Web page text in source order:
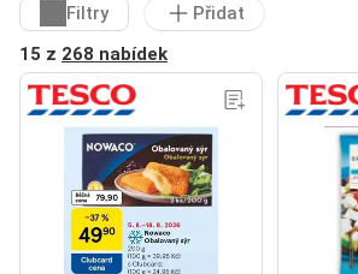
Filtry
Přidat
15 z 268 nabídek